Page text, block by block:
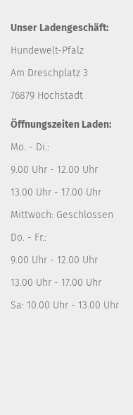
Unser Ladengeschäft:
Hundewelt-Pfalz
Am Dreschplatz 3
76879 Hochstadt
Öffnungszeiten Laden:
Mo. - Di.:
9.00 Uhr - 12.00 Uhr
13.00 Uhr - 17.00 Uhr
Mittwoch: Geschlossen
Do. - Fr.:
9.00 Uhr - 12.00 Uhr
13.00 Uhr - 17.00 Uhr
Sa: 10.00 Uhr - 13.00 Uhr